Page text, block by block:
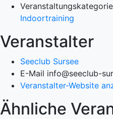
Indoortraining
Veranstalter
Seeclub Sursee
E-Mail info@seeclub-
Veranstalter-Website
Ähnliche